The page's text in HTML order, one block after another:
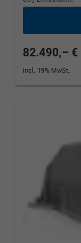
2
82.490,– €
incl. 19% MwSt.